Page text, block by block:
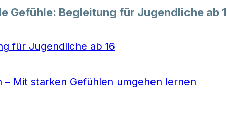
Gefühle: Begleitung für Jugendliche ab
für Jugendliche ab 16
– Mit starken Gefühlen umgehen lernen